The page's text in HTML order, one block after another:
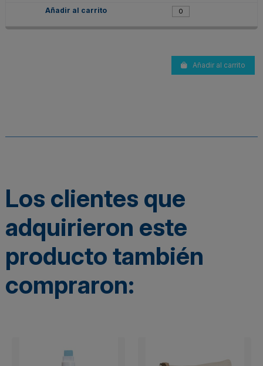
Añadir al carrito
Los clientes que
adquirieron este
producto también
compraron: